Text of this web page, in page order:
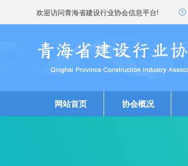
欢迎访问青海省建设行业协会信息平台!
网站首页 协会概况